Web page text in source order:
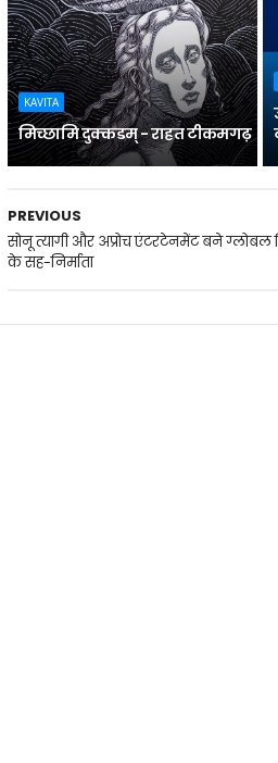
KAVITA
मिच्छामि दुक्कडम् - राहत टीकमगढ़
PREVIOUS
सोनू त्यागी और अप्रोच एंटरटेनमेंट बने
के सह-निर्माता